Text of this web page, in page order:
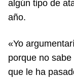
algún tipo de
año.
«Yo
porque no
que le ha